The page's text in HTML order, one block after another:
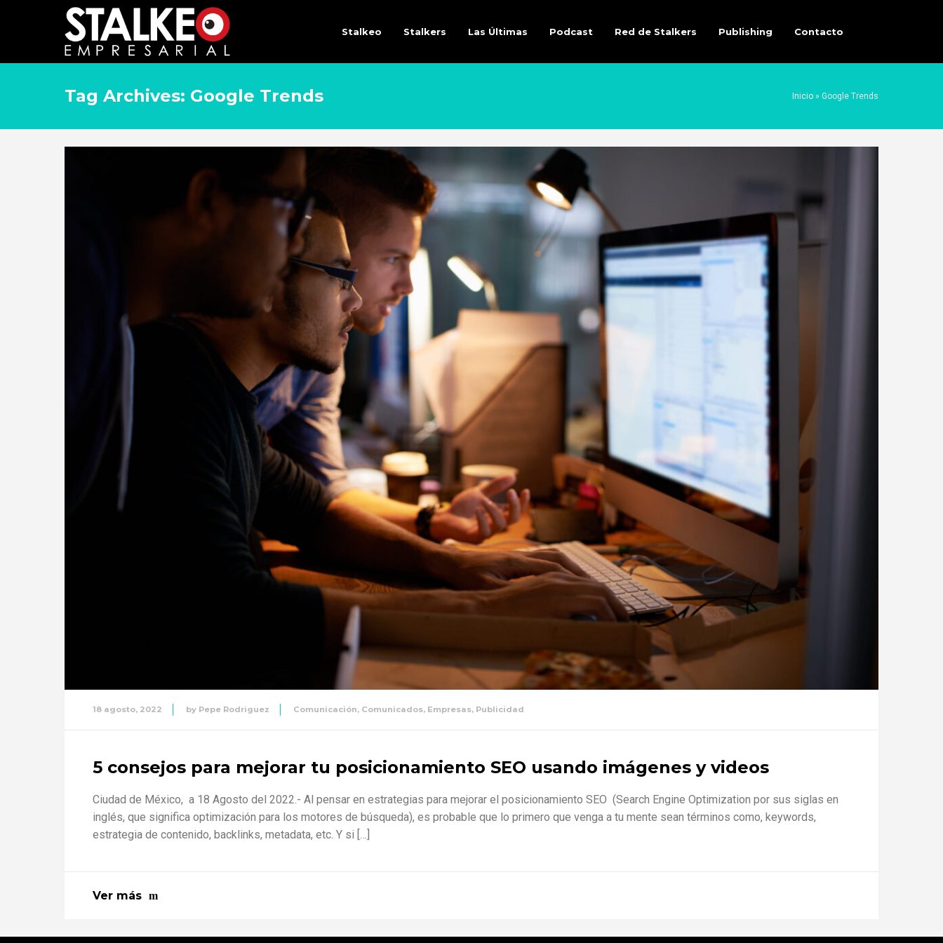
Stalkeo Stalkers Las Últimas Podcast Red de Stalkers Publishing Contacto
Tag Archives: Google Trends Inicio » Google Trends
18 agosto, 2022 by Pepe Rodriguez Comunicación, Comunicados, Empresas, Publicidad
5 consejos para mejorar tu posicionamiento SEO usando imágenes y videos
Ciudad de México, a 18 Agosto del 2022.- Al pensar en estrategias para mejorar el posicionamiento SEO (Search Engine Optimization por sus siglas en
inglés, que significa optimización para los motores de búsqueda), es probable que lo primero que venga a tu mente sean términos como, keywords,
estrategia de contenido, backlinks, metadata, etc. Y si […]
Ver más